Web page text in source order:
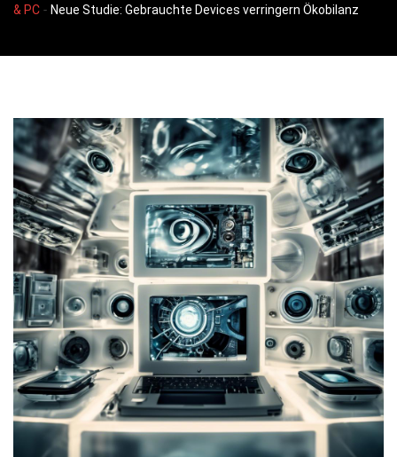
& PC - Neue Studie: Gebrauchte Devices verringern Ökobilanz